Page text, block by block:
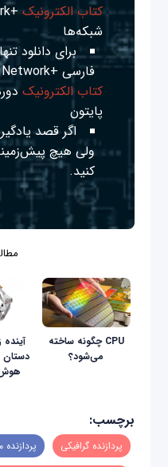
کتاب الکترونیک
شبکه‌ها
برای دانلود
فارسی +Network
کتاب الکترونیک
پایتون
اگر قصد
ولی هیچ
کنید.
CPU چگونه ساخته
می‌شود؟
دستان
برچسب:
پردازنده گرافیکی پردازنده